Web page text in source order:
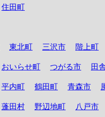
住田町
東北町 三沢市 階上町
おいらせ町 つがる市 田
平内町 鶴田町 青森市
蓬田村 野辺地町 八戸市